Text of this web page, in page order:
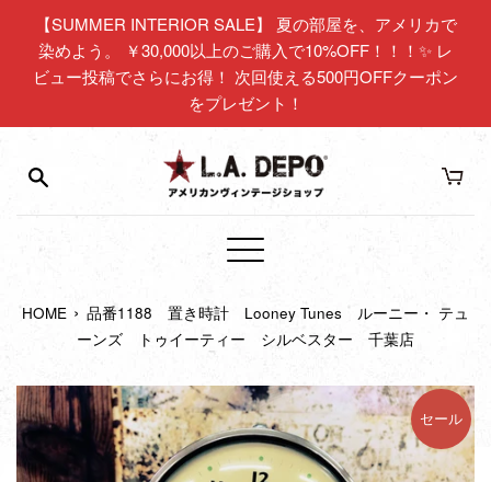
【SUMMER INTERIOR SALE】 夏の部屋を、アメリカで
染めよう。 ￥30,000以上のご購入で10%OFF！！！✨ レ
ビュー投稿でさらにお得！ 次回使える500円OFFクーポン
をプレゼント！
メ
ュ
ー
HOME › 品番1188 置き時計 Looney Tunes ルーニー・ テュ
ーンズ トゥイーティー シルベスター 千葉店
セール